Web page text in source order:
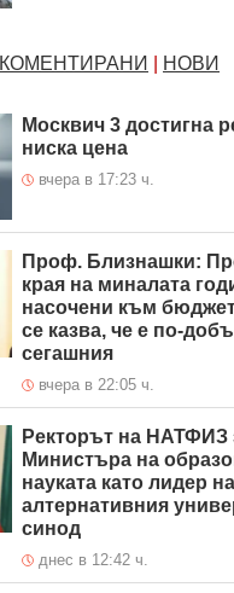
КОМЕНТИРАНИ НОВИ
Москвич 3 достигна
ниска цена
вчера в 17:23 ч.
Проф. Близнашки:
края на миналата
насочени към
се казва, че е по-
сегашния
вчера в 22:05 ч.
Ректорът на НАТФИЗ
Министъра на
науката като лидер на
алтернативния
синод
днес в 12:42 ч.